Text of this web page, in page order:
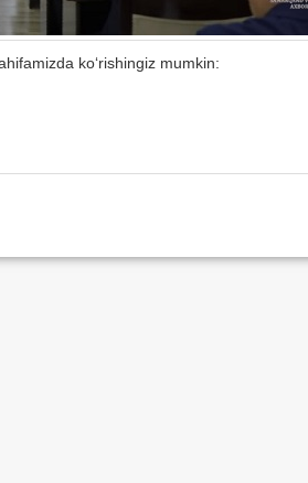
ko‘rishingiz mumkin: